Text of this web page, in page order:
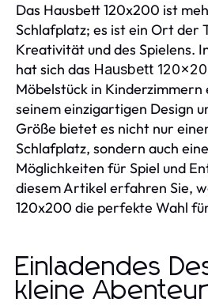
Das Hausbett 120x200 ist
Schlafplatz; es ist ein Ort der
Kreativität und des Spielens.
hat sich das Hausbett
Möbelstück in
seinem einzigartigen Design
Größe bietet es nicht nur
Schlafplatz, sondern auch
Möglichkeiten für Spiel und
diesem Artikel erfahren Sie,
120x200 die perfekte Wahl
Einladendes
kleine